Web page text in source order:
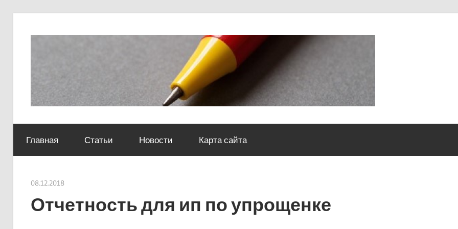
юридический
центр
Главная Статьи Новости Карта сайта
08.12.2018Евгений Георгиевич
Отчетность для ип по упрощенке